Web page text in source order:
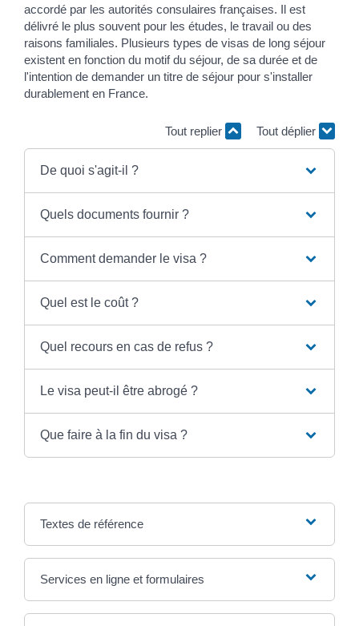
accordé par les autorités consulaires françaises. Il est
délivré le plus souvent pour les études, le travail ou des
raisons familiales. Plusieurs types de visas de long séjour
existent en fonction du motif du séjour, de sa durée et de
l'intention de demander un titre de séjour pour s'installer
durablement en France.
Tout replier Tout déplier
De quoi s'agit-il ?
Quels documents fournir ?
Comment demander le visa ?
Quel est le coût ?
Quel recours en cas de refus ?
Le visa peut-il être abrogé ?
Que faire à la fin du visa ?
Textes de référence
Services en ligne et formulaires